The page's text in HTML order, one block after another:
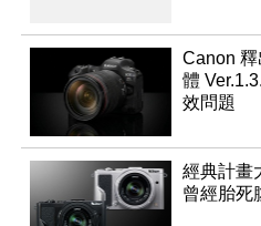
Canon 釋
體
效問題
經典計畫
曾經胎死